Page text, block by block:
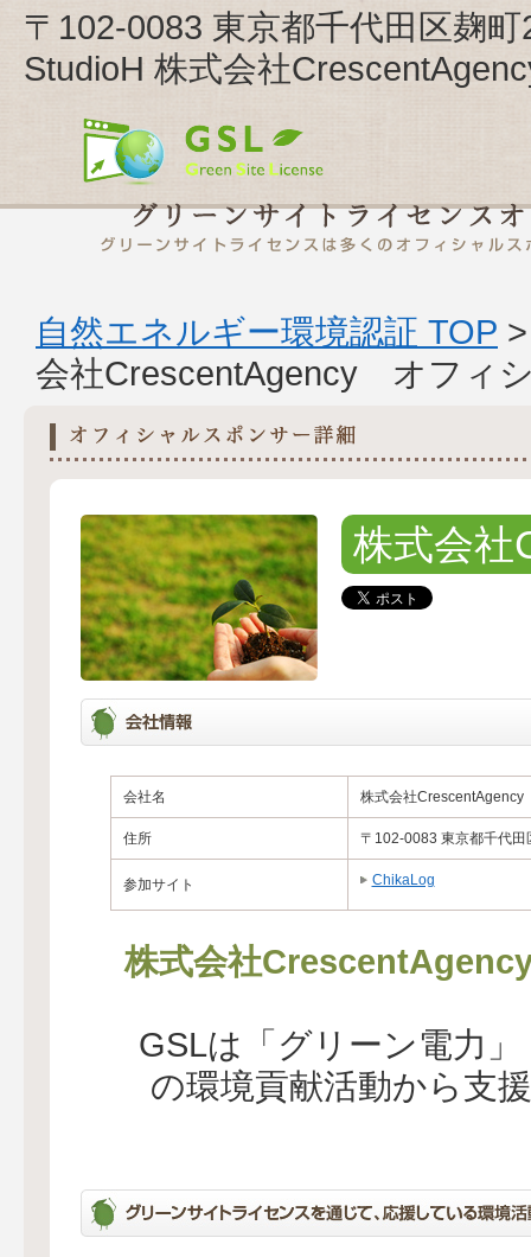
〒102-0083 東京都千代田区麹
StudioH 株式会社
自然エネルギー環境認証 TOP
会社CrescentAgency オフィ
株式会社
会社名 株式会社CrescentAgency
住所 〒102-0083 東京都千代
参加サイト ChikaLog
株式会社
GSLは「グリーン電力
の環境貢献活動から支